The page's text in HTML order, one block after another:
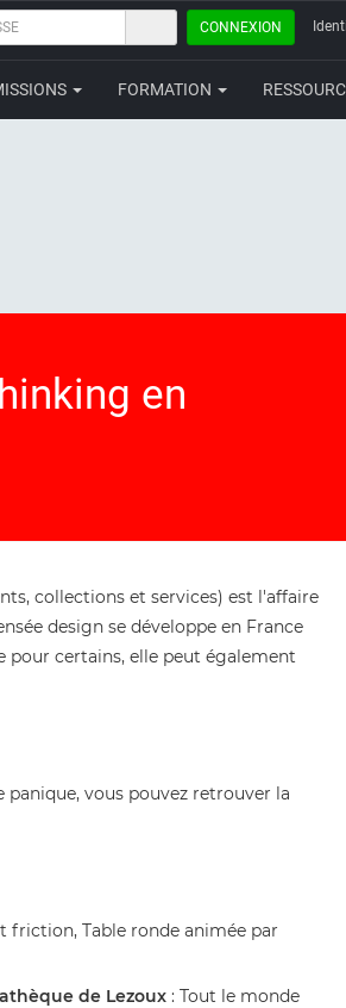
CONNEXION
FORMATION
en
collections et services) est l'affaire
design se développe en France
pour certains, elle peut également
panique, vous pouvez retrouver la
friction, Table ronde animée par
de Lezoux : Tout le monde